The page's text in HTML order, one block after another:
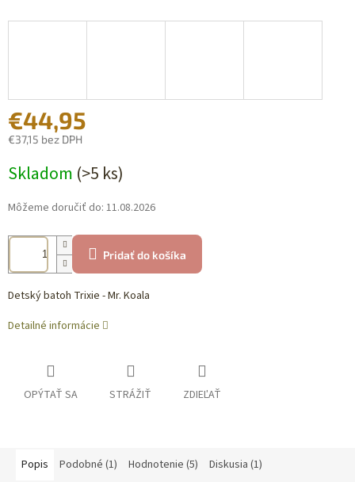
€44,95
€37,15 bez DPH
cena:
Skladom (>5 ks)
Môžeme doručiť do: 11.08.2026
Pridať do košíka
Detský batoh Trixie - Mr. Koala
Detailné informácie
OPÝTAŤ SA STRÁŽIŤ ZDIEĽAŤ
Popis Podobné (1) Hodnotenie (5) Diskusia (1)